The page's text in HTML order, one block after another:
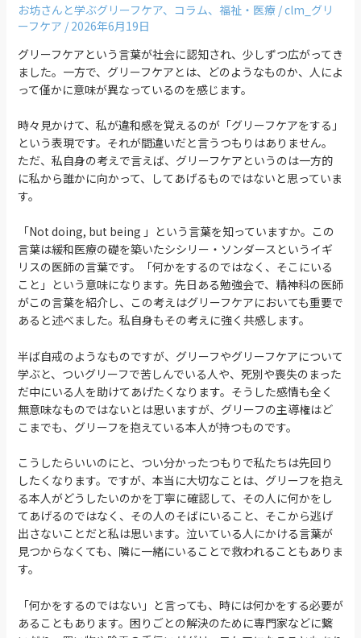
お坊さんと学ぶグリーフケア、 コラム、 福祉・医療/clm_グリ
ーフケア / 2026年6月19日
グリーフケアという言葉が社会に認知され、少しずつ広がってき
ました。一方で、グリーフケアとは、どのようなものか、人によ
って僅かに意味が異なっているのを感じます。
時々見かけて、私が違和感を覚えるのが「グリーフケアをする」
という表現です。それが間違いだと言うつもりはありません。
ただ、私自身の考えで言えば、グリーフケアというのは一方的
に私から誰かに向かって、してあげるものではないと思っていま
す。
「Not doing, but being 」という言葉を知っていますか。この
言葉は緩和医療の礎を築いたシシリー・ソンダースというイギ
リスの医師の言葉です。「何かをするのではなく、そこにいる
こと」という意味になります。先日ある勉強会で、精神科の医師
がこの言葉を紹介し、この考えはグリーフケアにおいても重要で
あると述べました。私自身もその考えに強く共感します。
半ば自戒のようなものですが、グリーフやグリーフケアについて
学ぶと、ついグリーフで苦しんでいる人や、死別や喪失のまった
だ中にいる人を助けてあげたくなります。そうした感情も全く
無意味なものではないとは思いますが、グリーフの主導権はど
こまでも、グリーフを抱えている本人が持つものです。
こうしたらいいのにと、つい分かったつもりで私たちは先回り
したくなります。ですが、本当に大切なことは、グリーフを抱え
る本人がどうしたいのかを丁寧に確認して、その人に何かをし
てあげるのではなく、その人のそばにいること、そこから逃げ
出さないことだと私は思います。泣いている人にかける言葉が
見つからなくても、隣に一緒にいることで救われることもありま
す。
「何かをするのではない」と言っても、時には何かをする必要が
あることもあります。困りごとの解決のために専門家などに繋